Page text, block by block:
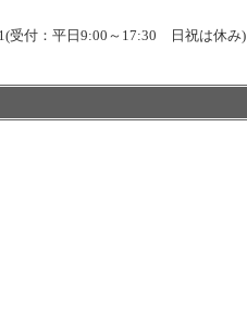
受付：平日9:00～17:30 日祝は休み)